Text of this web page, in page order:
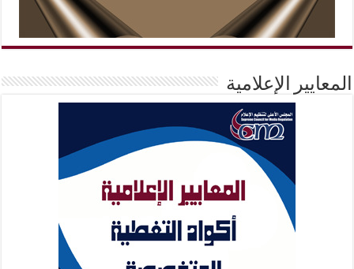
المعايير الإعلامية